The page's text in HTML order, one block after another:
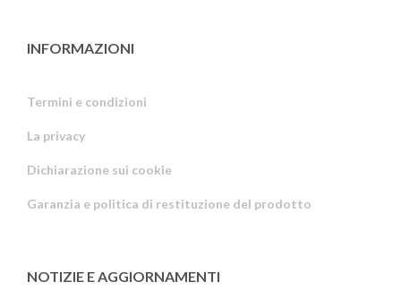
INFORMAZIONI
Termini e condizioni
La privacy
Dichiarazione sui cookie
Garanzia e politica di restituzione del prodotto
NOTIZIE E AGGIORNAMENTI
Estonian